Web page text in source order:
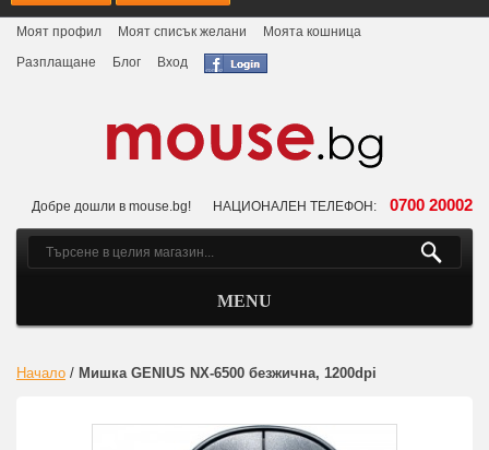
Моят профил Моят списък желани
Моята кошница
Разплащане
Блог Вход
Добре дошли в mouse.bg! НАЦИОНАЛЕН ТЕЛЕФОН: 0700 20002
MENU
Начало / Мишка GENIUS NX-6500 безжична, 1200dpi